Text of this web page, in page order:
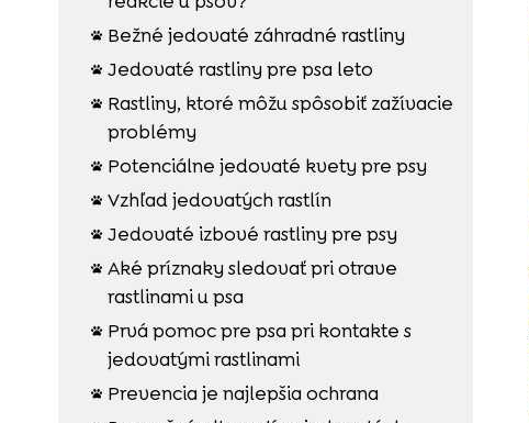
 Bežné jedovaté záhradné rastliny
 Jedovaté rastliny pre psa leto

Rastliny, ktoré môžu spôsobiť zažívacie
problémy
 Potenciálne jedovaté kvety pre psy
 Vzhľad jedovatých rastlín
 Jedovaté izbové rastliny pre psy
 Aké príznaky sledovať pri otrave
rastlinami u psa

Prvá pomoc pre psa pri kontakte s
jedovatými rastlinami
 Prevencia je najlepšia ochrana